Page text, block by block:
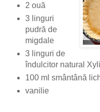
2 ouă
3 linguri
pudră de
migdale
3 linguri de
îndulcitor natural
100 ml smântână
vanilie